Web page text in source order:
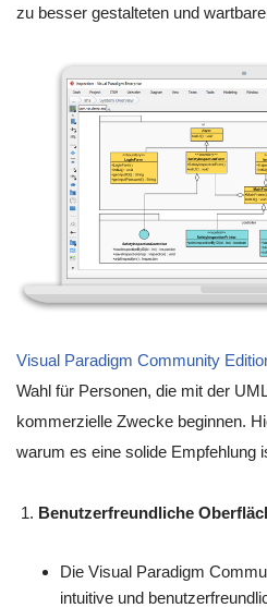
zu besser gestalteten und
Visual Paradigm Community
Wahl für Personen, die mit der
kommerzielle Zwecke beginnen.
warum es eine solide Empfehlung
Benutzerfreundliche
Die Visual Paradigm
intuitive und